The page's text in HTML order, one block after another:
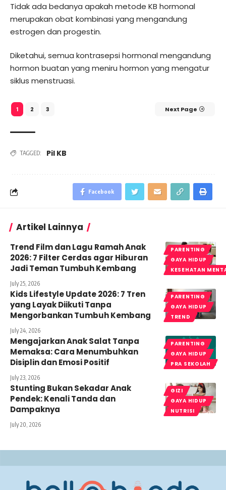
Tidak ada bedanya apakah metode KB hormonal
merupakan obat kombinasi yang mengandung
estrogen dan progestin.
Diketahui, semua kontrasepsi hormonal mengandung
hormon buatan yang meniru hormon yang mengatur
siklus menstruasi.
1 2 3 Next Page
TAGGED: Pil KB
Facebook
Artikel Lainnya
PARENTING
GAYA HIDUP
KESEHATAN
Trend Film dan Lagu Ramah Anak
2026: 7 Filter Cerdas agar Hiburan
Jadi Teman Tumbuh Kembang
July 25, 2026
PARENTING
GAYA HIDUP
TREND
Kids Lifestyle Update 2026: 7 Tren
yang Layak Diikuti Tanpa
Mengorbankan Tumbuh Kembang
July 24, 2026
PARENTING
GAYA HIDUP
PRA SEKOLAH
Mengajarkan Anak Salat Tanpa
Memaksa: Cara Menumbuhkan
Disiplin dan Emosi Positif
July 23, 2026
GIZI
GAYA HIDUP
NUTRISI
Stunting Bukan Sekadar Anak
Pendek: Kenali Tanda dan
Dampaknya
July 20, 2026